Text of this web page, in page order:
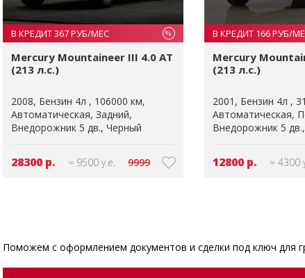
В КРЕДИТ 367 РУБ/МЕС %
Mercury Mountaineer III 4.0 AT
(213 л.с.)
2008 Бензин 4л
106000 км
Автоматическая Задний
Внедорожник 5 дв. Черный
28300 р. ≈ 9500 у.е. 9999
В КРЕДИТ 166 РУБ/
Mercury
(213 л.с.)
2001 Бензин 4л
Автоматическая
Внедорожник 5 дв.
12800 р. ≈ 4300
Поможем с оформлением документов и сделки под ключ для